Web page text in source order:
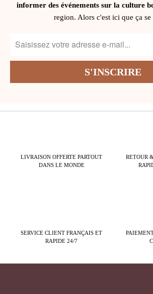
informer des événements sur la culture
region. Alors c'est ici que ça se
LIVRAISON OFFERTE PARTOUT
DANS LE MONDE
RETOUR
SERVICE CLIENT FRANÇAIS ET
RAPIDE 24/7